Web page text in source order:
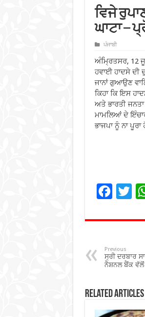
ਵਿਜੇ
ਘਾਟਾ –
ਪੰਜਾਬੀ
ਅੰਮ੍ਰਿਤਸਰ, 12
ਹਵਾਈ ਹਾਦਸੇ ਦੀ
ਜਾਨਾਂ ਗੁਆਉਣ
ਕਿਹਾ ਕਿ ਇਸ
ਅਤੇ ਭਾਰਤੀ
ਮਾਮਲਿਆਂ ਦੇ
ਭਾਜਪਾ ਨੂੰ ਨਾ
F
e
o
o
k
T
tt
Previous
ਸ੍ਰੀ ਦਰਬਾਰ
ਨੈਸ਼ਨਲ ਬੈਂਕ
Related Articles